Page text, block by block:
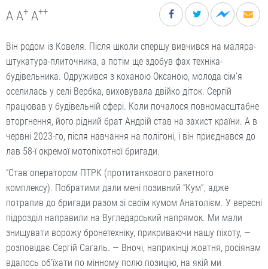
A A+ A++
Він родом із Ковеля. Після школи спершу вивчився на маляра-
штукатура-плиточника, а потім ще здобув фах техніка-
будівельника. Одружився з коханою Оксаною, молода сім’я
оселилась у селі Вербка, виховувала двійко діток. Сергій
працював у будівельній сфері. Коли почалося повномасштабне
вторгнення, його рідний брат Андрій став на захист країни. А в
червні 2023-го, після навчання на полігоні, і він приєднався до
лав 58-ї окремої мотопіхотної бригади.
“Став оператором ПТРК (протитанкового ракетного
комплексу). Побратими дали мені позивний “Кум”, адже
потрапив до бригади разом зі своїм кумом Анатолієм. У вересні
підрозділ направили на Вугледарський напрямок. Ми мали
знищувати ворожу бронетехніку, прикриваючи нашу піхоту, —
розповідає Сергій Сагаль. — Вночі, наприкінці жовтня, росіянам
вдалось об’їхати по мінному полю позицію, на якій ми